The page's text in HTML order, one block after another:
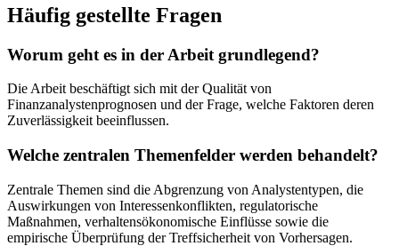
Häufig gestellte Fragen
Worum geht es in der Arbeit grundlegend?
Die Arbeit beschäftigt sich mit der Qualität von
Finanzanalystenprognosen und der Frage, welche Faktoren deren
Zuverlässigkeit beeinflussen.
Welche zentralen Themenfelder werden behandelt?
Zentrale Themen sind die Abgrenzung von Analystentypen, die
Auswirkungen von Interessenkonflikten, regulatorische
Maßnahmen, verhaltensökonomische Einflüsse sowie die
empirische Überprüfung der Treffsicherheit von Vorhersagen.